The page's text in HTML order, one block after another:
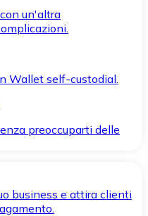
un'altra
Wallet self-custodial.
preoccuparti delle
business e attira clienti